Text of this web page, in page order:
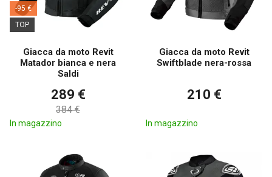
-95 €
TOP
Giacca da moto Revit
Matador bianca e nera
Saldi
289 €
384 €
In magazzino
Giacca da moto Revit
Swiftblade nera-rossa
210 €
In magazzino